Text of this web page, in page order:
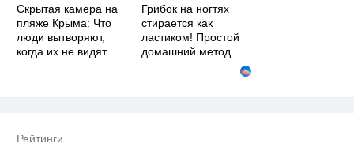
Скрытая камера на
пляже Крыма: Что
люди вытворяют,
когда их не видят...
Грибок на ногтях
стирается как
ластиком! Простой
домашний метод
Рейтинги